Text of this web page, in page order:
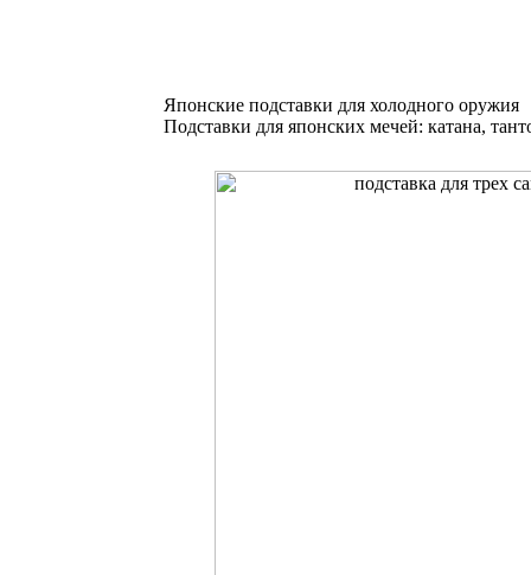
Японские подставки для холодного оружия
Подставки для японских мечей: катана,